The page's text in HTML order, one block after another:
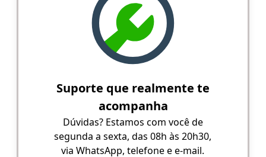
Suporte que realmente te
acompanha
Dúvidas? Estamos com você de
segunda a sexta, das 08h às 20h30,
via WhatsApp, telefone e e-mail.